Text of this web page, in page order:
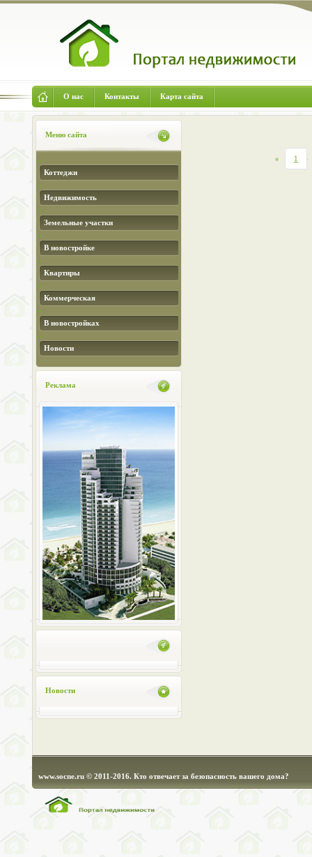
О нас Контакты Карта сайта
Меню сайта
Коттеджи
Недвижимость
Земельные участки
В новостройке
Квартиры
Коммерческая
В новостройках
Новости
Реклама
Новости
1
www.socne.ru © 2011-2016. Кто отвечает за безопасность вашего дома?